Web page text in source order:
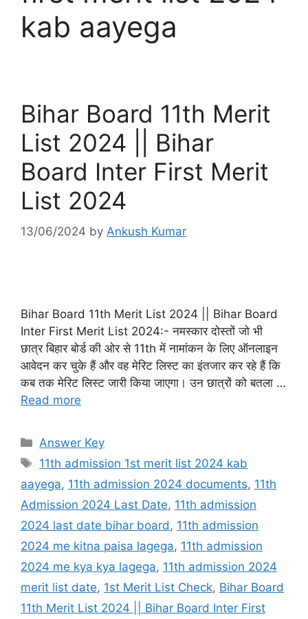
kab aayega
Bihar Board 11th Merit
List 2024 || Bihar
Board Inter First Merit
List 2024
13/06/2024 by Ankush Kumar
Bihar Board 11th Merit List 2024 || Bihar Board
Inter First Merit List 2024:- नमस्कार दोस्तों जो भी
छात्र बिहार बोर्ड की ओर से 11th में नामांकन के लिए ऑनलाइन
आवेदन कर चुके हैं और वह मेरिट लिस्ट का इंतजार कर रहे हैं कि
कब तक मेरिट लिस्ट जारी किया जाएगा। उन छात्रों को बतला …
Read more
Categories
Answer Key
Tags
11th admission 1st merit list 2024 kab
aayega, 11th admission 2024 documents, 11th
Admission 2024 Last Date, 11th admission
2024 last date bihar board , 11th admission
2024 me kitna paisa lagega, 11th admission
2024 me kya kya lagega, 11th admission 2024
merit list date, 1st Merit List Check, Bihar Board
11th Merit List 2024 || Bihar Board Inter First